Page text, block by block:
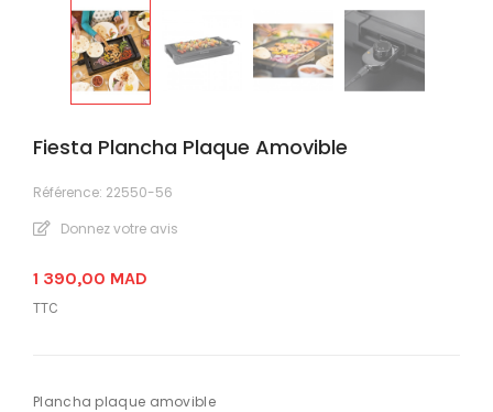
Fiesta Plancha Plaque Amovible
Référence: 22550-56
Donnez votre avis
1 390,00 MAD
TTC
Plancha plaque amovible